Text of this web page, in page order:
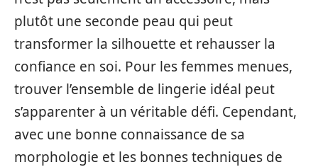
plutôt une seconde peau qui peut
transformer la silhouette et rehausser la
confiance en soi. Pour les femmes menues,
trouver l’ensemble de lingerie idéal peut
s’apparenter à un véritable défi. Cependant,
avec une bonne connaissance de sa
morphologie et les bonnes techniques de